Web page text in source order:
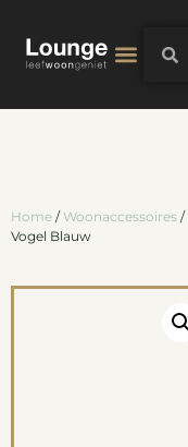
Home / Woonaccessoires /
Vogel Blauw